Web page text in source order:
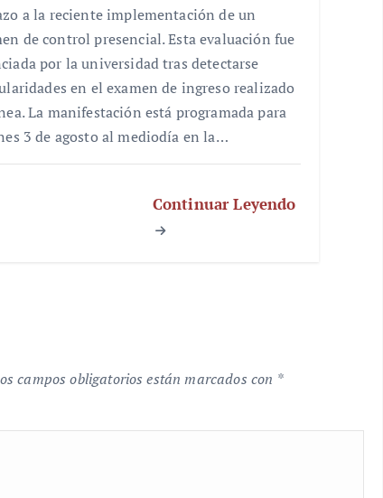
a la reciente implementación de un
de control presencial. Esta evaluación fue
por la universidad tras detectarse
en el examen de ingreso realizado
La manifestación está programada para
3 de agosto al mediodía en la…
Continuar Leyendo
campos obligatorios están marcados con *